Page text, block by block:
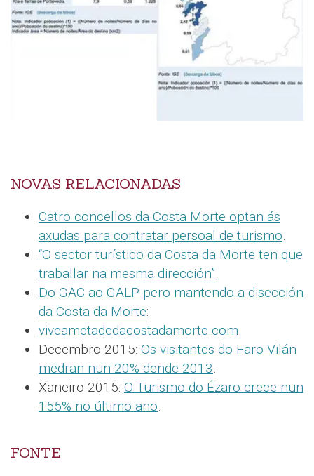
NOVAS RELACIONADAS
Catro concellos da Costa Morte optan ás
axudas para contratar persoal de turismo.
“O sector turístico da Costa da Morte ten que
traballar na mesma dirección”.
Do GAC ao GALP pero mantendo a disección
da Costa da Morte:
viveametadedacostadamorte.com.
Decembro 2015: Os visitantes do Faro Vilán
medran nun 20% dende 2013.
Xaneiro 2015: O Turismo do Ézaro crece nun
155% no último ano.
FONTE